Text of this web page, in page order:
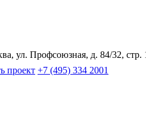
ул. Профсоюзная, д. 84/32, стр.
проект +7 (495) 334 2001